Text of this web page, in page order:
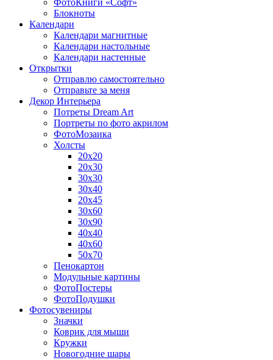
Блокноты
Календари
Календари магнитные
Календари настольные
Календари настенные
Открытки
Отправлю самостоятельно
Отправьте за меня
Декор Интерьера
Потреты Dream Art
Портреты по фото акрилом
ФотоМозаика
Холсты
20х20
20х30
30х30
30х40
20х45
30х60
30х90
40х40
40х60
50х70
Пенокартон
Модульные картины
ФотоПостеры
ФотоПодушки
Фотоcувениры
Значки
Коврик для мыши
Кружки
Новогодние шары